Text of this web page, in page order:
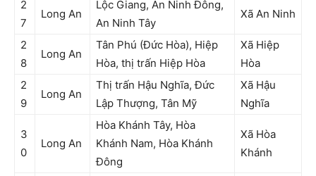
2
7
Long An
Lộc Giang, An Ninh Đông,
An Ninh Tây
Xã An Ninh
2
8
Long An
Tân Phú (Đức Hòa), Hiệp
Hòa, thị trấn Hiệp Hòa
Xã Hiệp
Hòa
2
9
Long An
Thị trấn Hậu Nghĩa, Đức
Lập Thượng, Tân Mỹ
Xã Hậu
Nghĩa
3
0
Long An
Hòa Khánh Tây, Hòa
Khánh Nam, Hòa Khánh
Đông
Xã Hòa
Khánh